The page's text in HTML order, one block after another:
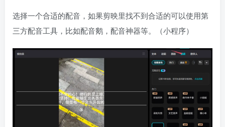
选择一个合适的配音，如果剪映里找不到合适的可以使用第
三方配音工具，比如配音鹅，配音神器等。（小程序）